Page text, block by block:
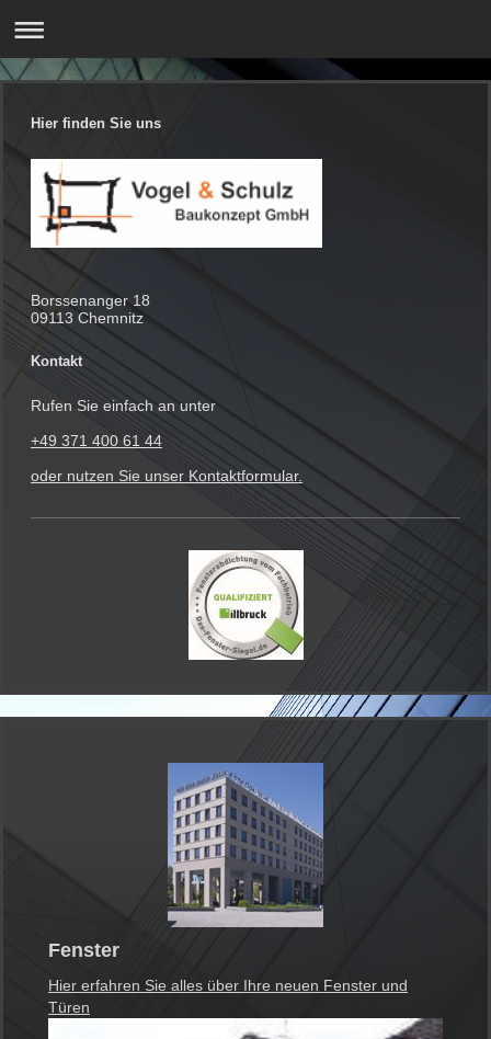
Hier finden Sie uns
Borssenanger 18
09113 Chemnitz
Kontakt
Rufen Sie einfach an unter
+49 371 400 61 44
oder nutzen Sie unser Kontaktformular.
Fenster
Hier erfahren Sie alles über Ihre neuen Fenster und
Türen